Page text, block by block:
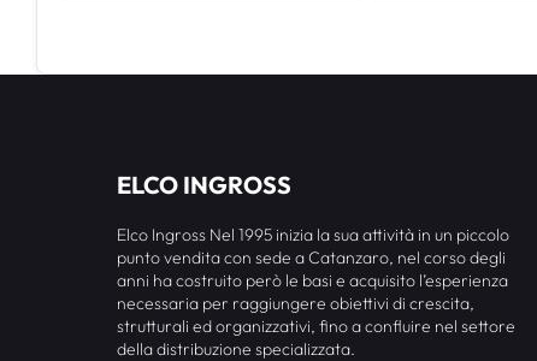
ELCO INGROSS
Elco Ingross Nel 1995 inizia la sua attività in un piccolo
punto vendita con sede a Catanzaro, nel corso degli
anni ha costruito però le basi e acquisito l’esperienza
necessaria per raggiungere obiettivi di crescita,
strutturali ed organizzativi, fino a confluire nel settore
della distribuzione specializzata.